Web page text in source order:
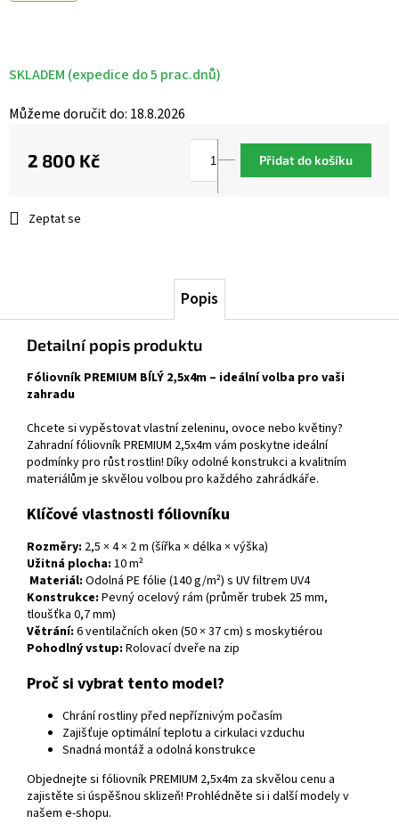
Zeptat se
Můžeme doručit do: 18.8.2026
SKLADEM (expedice do 5 prac.dnů)
2 800 Kč Přidat do košíku
Popis
Detailní popis produktu
Fóliovník PREMIUM BÍLÝ 2,5x4m – ideální volba pro vaši
zahradu
Chcete si vypěstovat vlastní zeleninu, ovoce nebo květiny?
Zahradní fóliovník PREMIUM 2,5x4m vám poskytne ideální
podmínky pro růst rostlin! Díky odolné konstrukci a kvalitním
materiálům je skvělou volbou pro každého zahrádkáře.
Klíčové vlastnosti fóliovníku
Rozměry: 2,5 × 4 × 2 m (šířka × délka × výška)
Užitná plocha: 10 m²
Materiál: Odolná PE fólie (140 g/m²) s UV filtrem UV4
Konstrukce: Pevný ocelový rám (průměr trubek 25 mm,
tloušťka 0,7 mm)
Větrání: 6 ventilačních oken (50 × 37 cm) s moskytiérou
Pohodlný vstup: Rolovací dveře na zip
Proč si vybrat tento model?
Chrání rostliny před nepříznivým počasím
Zajišťuje optimální teplotu a cirkulaci vzduchu
Snadná montáž a odolná konstrukce
Objednejte si fóliovník PREMIUM 2,5x4m za skvělou cenu a
zajistěte si úspěšnou sklizeň! Prohlédněte si i další modely v
našem e-shopu.